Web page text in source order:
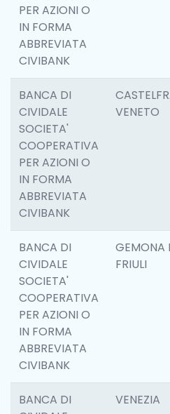
PER AZIONI O
IN FORMA
ABBREVIATA
CIVIBANK
BANCA DI
CIVIDALE
SOCIETA'
COOPERATIVA
PER AZIONI O
IN FORMA
ABBREVIATA
CIVIBANK
VENETO
BANCA DI
CIVIDALE
SOCIETA'
COOPERATIVA
PER AZIONI O
IN FORMA
ABBREVIATA
CIVIBANK
GEMONA
FRIULI
BANCA DI
VENEZIA